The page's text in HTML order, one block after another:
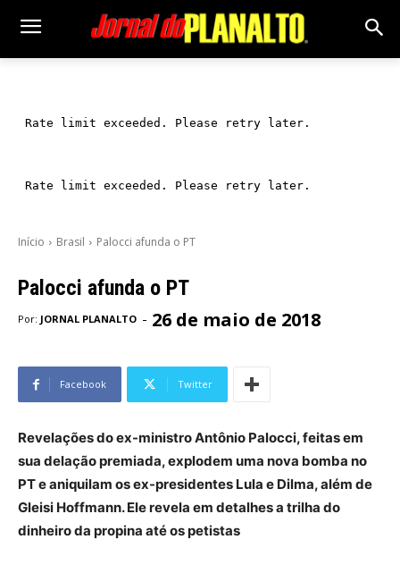
Início Brasil Palocci afunda o PT
Palocci afunda o PT
Por: JORNAL PLANALTO - 26 de maio de 2018
Facebook Twitter
Revelações do ex-ministro Antônio Palocci, feitas em
sua delação premiada, explodem uma nova bomba no
PT e aniquilam os ex-presidentes Lula e Dilma, além de
Gleisi Hoffmann. Ele revela em detalhes a trilha do
dinheiro da propina até os petistas